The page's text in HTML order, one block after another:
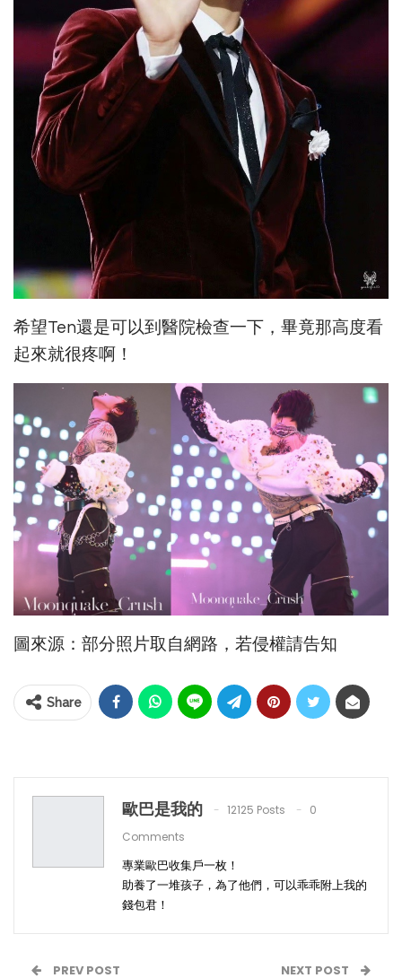
希望Ten還是可以到醫院檢查一下，畢竟那高度看
起來就很疼啊！
圖來源：部分照片取自網路，若侵權請告知
Share
歐巴是我的 12125 Posts
0
Comments
專業歐巴收集戶一枚！
助養了一堆孩子，為了他們，可以乖乖附上我的
錢包君！
PREV POST NEXT POST